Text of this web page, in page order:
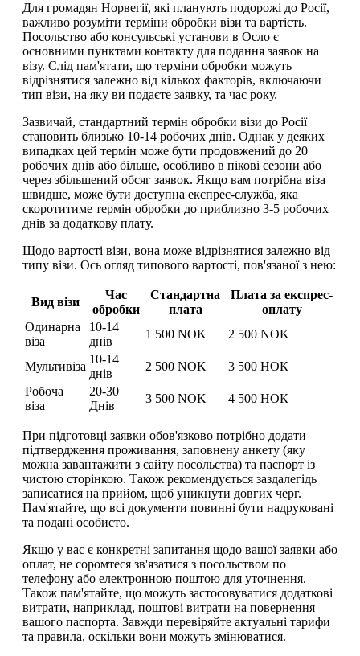
Для громадян Норвегії, які планують подорожі до Росії,
важливо розуміти терміни обробки візи та вартість.
Посольство або консульські установи в Осло є
основними пунктами контакту для подання заявок на
візу. Слід пам'ятати, що терміни обробки можуть
відрізнятися залежно від кількох факторів, включаючи
тип візи, на яку ви подаєте заявку, та час року.
Зазвичай, стандартний термін обробки візи до Росії
становить близько 10-14 робочих днів. Однак у деяких
випадках цей термін може бути продовжений до 20
робочих днів або більше, особливо в пікові сезони або
через збільшений обсяг заявок. Якщо вам потрібна віза
швидше, може бути доступна експрес-служба, яка
скоротитиме термін обробки до приблизно 3-5 робочих
днів за додаткову плату.
Щодо вартості візи, вона може відрізнятися залежно від
типу візи. Ось огляд типового вартості, пов'язаної з нею:
Вид візи
Час
обробки
Стандартна
плата
Плата за експрес-
оплату
Одинарна
віза
10-14
днів
1 500 NOK 2 500 NOK
Мультивіза
10-14
днів
2 500 NOK
3 500 НОК
Робоча
віза
20-30
Днів
3 500 NOK 4 500 НОК
При підготовці заявки обов'язково потрібно додати
підтвердження проживання, заповнену анкету (яку
можна завантажити з сайту посольства) та паспорт із
чистою сторінкою. Також рекомендується заздалегідь
записатися на прийом, щоб уникнути довгих черг.
Пам'ятайте, що всі документи повинні бути надруковані
та подані особисто.
Якщо у вас є конкретні запитання щодо вашої заявки або
оплат, не соромтеся зв'язатися з посольством по
телефону або електронною поштою для уточнення.
Також пам'ятайте, що можуть застосовуватися додаткові
витрати, наприклад, поштові витрати на повернення
вашого паспорта. Завжди перевіряйте актуальні тарифи
та правила, оскільки вони можуть змінюватися.